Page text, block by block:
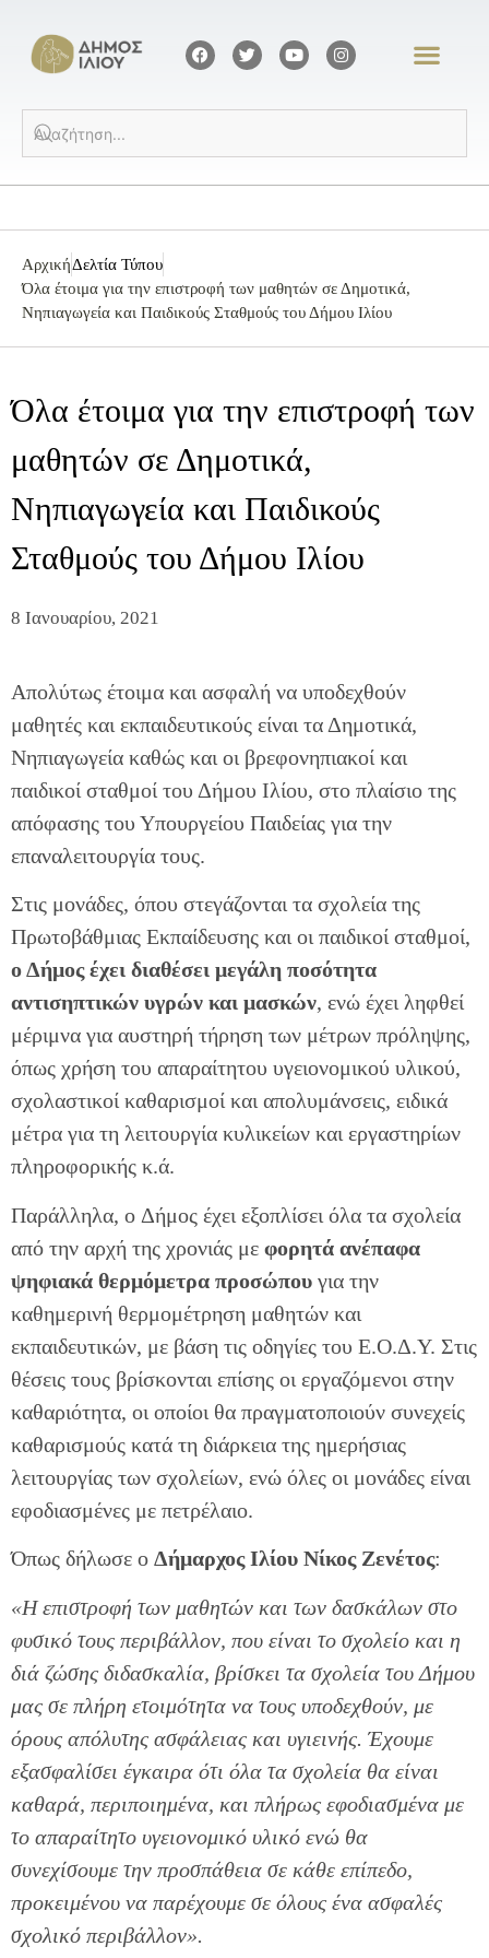
ΑρχικήΔελτία Τύπου
Όλα έτοιμα για την επιστροφή των μαθητών σε Δημοτικά,
Νηπιαγωγεία και Παιδικούς Σταθμούς του Δήμου Ιλίου
Όλα έτοιμα για την επιστροφή των
μαθητών σε Δημοτικά,
Νηπιαγωγεία και Παιδικούς
Σταθμούς του Δήμου Ιλίου
8 Ιανουαρίου, 2021
Απολύτως έτοιμα και ασφαλή να υποδεχθούν
μαθητές και εκπαιδευτικούς είναι τα Δημοτικά,
Νηπιαγωγεία καθώς και οι βρεφονηπιακοί και
παιδικοί σταθμοί του Δήμου Ιλίου, στο πλαίσιο της
απόφασης του Υπουργείου Παιδείας για την
επαναλειτουργία τους.
Στις μονάδες, όπου στεγάζονται τα σχολεία της
Πρωτοβάθμιας Εκπαίδευσης και οι παιδικοί σταθμοί,
ο Δήμος έχει διαθέσει μεγάλη ποσότητα
αντισηπτικών υγρών και μασκών, ενώ έχει ληφθεί
μέριμνα για αυστηρή τήρηση των μέτρων πρόληψης,
όπως χρήση του απαραίτητου υγειονομικού υλικού,
σχολαστικοί καθαρισμοί και απολυμάνσεις, ειδικά
μέτρα για τη λειτουργία κυλικείων και εργαστηρίων
πληροφορικής κ.ά.
Παράλληλα, o Δήμος έχει εξοπλίσει όλα τα σχολεία
από την αρχή της χρονιάς με φορητά ανέπαφα
ψηφιακά θερμόμετρα προσώπου για την
καθημερινή θερμομέτρηση μαθητών και
εκπαιδευτικών, με βάση τις οδηγίες του Ε.Ο.Δ.Υ. Στις
θέσεις τους βρίσκονται επίσης οι εργαζόμενοι στην
καθαριότητα, οι οποίοι θα πραγματοποιούν συνεχείς
καθαρισμούς κατά τη διάρκεια της ημερήσιας
λειτουργίας των σχολείων, ενώ όλες οι μονάδες είναι
εφοδιασμένες με πετρέλαιο.
Όπως δήλωσε ο Δήμαρχος Ιλίου Νίκος Ζενέτος:
«Η επιστροφή των μαθητών και των δασκάλων στο
φυσικό τους περιβάλλον, που είναι το σχολείο και η
διά ζώσης διδασκαλία, βρίσκει τα σχολεία του Δήμου
μας σε πλήρη ετοιμότητα να τους υποδεχθούν, με
όρους απόλυτης ασφάλειας και υγιεινής. Έχουμε
εξασφαλίσει έγκαιρα ότι όλα τα σχολεία θα είναι
καθαρά, περιποιημένα, και πλήρως εφοδιασμένα με
το απαραίτητο υγειονομικό υλικό ενώ θα
συνεχίσουμε την προσπάθεια σε κάθε επίπεδο,
προκειμένου να παρέχουμε σε όλους ένα ασφαλές
σχολικό περιβάλλον».